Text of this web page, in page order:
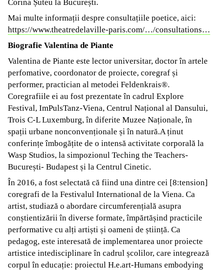
Corina Șuteu la București.
Mai multe informații despre consultațiile poetice, aici:
https://www.theatredelaville-paris.com/…/consultations…
Biografie Valentina de Piante
Valentina de Piante este lector universitar, doctor în artele
perfomative, coordonator de proiecte, coregraf și
performer, practician al metodei Feldenkrais®.
Coregrafiile ei au fost prezentate în cadrul Explore
Festival, ImPulsTanz-Viena, Centrul Național al Dansului,
Trois C-L Luxemburg, în diferite Muzee Naționale, în
spații urbane nonconvenționale și în natură.A ținut
conferințe îmbogățite de o intensă activitate corporală la
Wasp Studios, la simpozionul Teching the Teachers-
București- Budapest și la Centrul Cinetic.
În 2016, a fost selectată că fiind una dintre cei [8:tension]
coregrafi de la Festivalul International de la Viena. Ca
artist, studiază o abordare circumferențială asupra
conștientizării în diverse formate, împărtășind practicile
performative cu alți artiști și oameni de știință. Ca
pedagog, este interesată de implementarea unor proiecte
artistice intedisciplinare în cadrul școlilor, care integrează
corpul în educație: proiectul H.e.art-Humans embodying